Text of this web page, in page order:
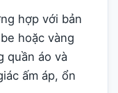
hợp với bản
hoặc vàng
quần áo và
ấm áp, ổn